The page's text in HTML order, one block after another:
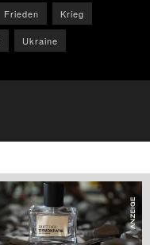
Frieden Krieg
Ukraine